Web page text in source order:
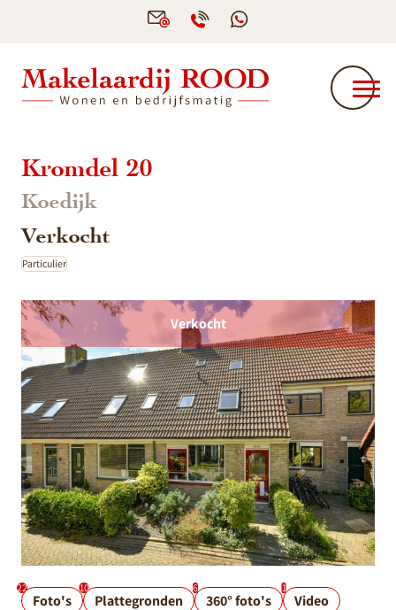
Kromdel 20
Koedijk
Verkocht
Particulier
Verkocht
22
Foto's
10
Plattegronden
6
360° foto's
1
Video